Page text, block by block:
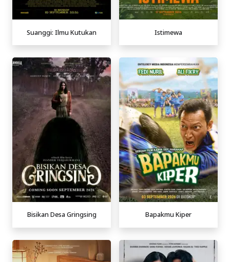
Suanggi: Ilmu Kutukan Istimewa
Bisikan Desa Gringsing Bapakmu Kiper